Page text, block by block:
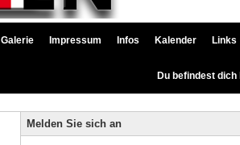
Galerie Impressum Infos Kalender Links
Du befindest
Melden Sie sich an